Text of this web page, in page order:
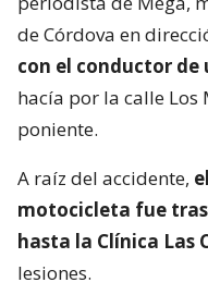
de Córdova en
con el conductor
hacía por la calle
poniente.
A raíz del accidente,
motocicleta fue
hasta la Clínica Las
lesiones.